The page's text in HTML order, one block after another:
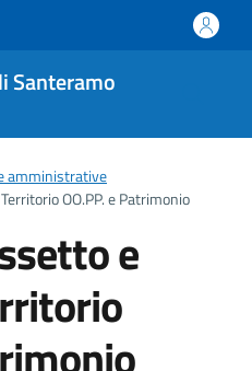
Santeramo
amministrative
OO.PP. e Patrimonio
e